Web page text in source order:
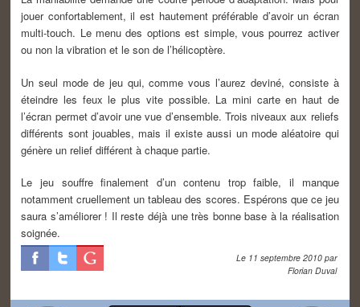
jouer confortablement, il est hautement préférable d’avoir un écran
multi-touch. Le menu des options est simple, vous pourrez activer
ou non la vibration et le son de l’hélicoptère.
Un seul mode de jeu qui, comme vous l’aurez deviné, consiste à
éteindre les feux le plus vite possible. La mini carte en haut de
l’écran permet d’avoir une vue d’ensemble. Trois niveaux aux reliefs
différents sont jouables, mais il existe aussi un mode aléatoire qui
génère un relief différent à chaque partie.
Le jeu souffre finalement d’un contenu trop faible, il manque
notamment cruellement un tableau des scores. Espérons que ce jeu
saura s’améliorer ! Il reste déjà une très bonne base à la réalisation
soignée.
Le 11 septembre 2010par
Florian Duval